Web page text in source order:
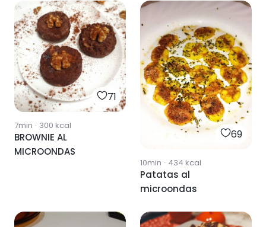
71
7min · 300 kcal
BROWNIE AL
MICROONDAS
69
10min · 434 kcal
Patatas al
microondas